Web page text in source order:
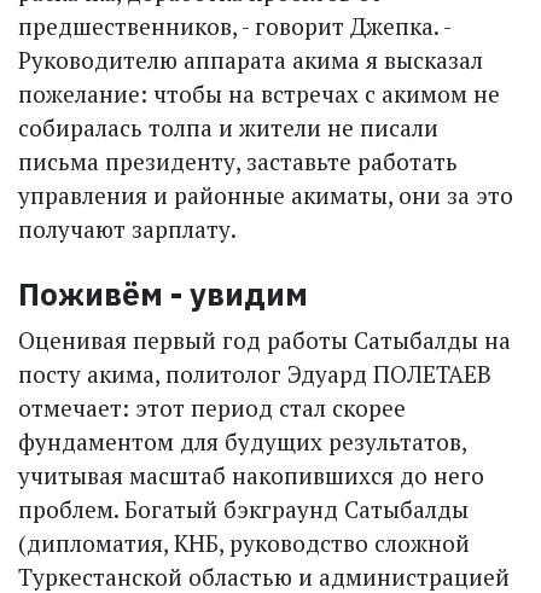
предшественников, - говорит Джепка. -
Руководителю аппарата акима я высказал
пожелание: чтобы на встречах с акимом не
собиралась толпа и жители не писали
письма президенту, заставьте работать
управления и районные акиматы, они за это
получают зарплату.
Поживём - увидим
Оценивая первый год работы Сатыбалды на
посту акима, политолог Эдуард ПОЛЕТАЕВ
отмечает: этот период стал скорее
фундаментом для будущих результатов,
учитывая масштаб накопившихся до него
проблем. Богатый бэкграунд Сатыбалды
(дипломатия, КНБ, руководство сложной
Туркестанской областью и администрацией